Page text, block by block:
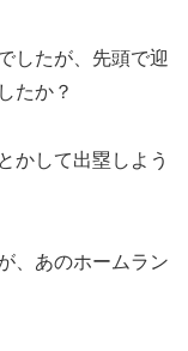
したが、先頭で迎
たか？
かして出塁しよう
、あのホームラン